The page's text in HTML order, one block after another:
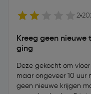
2
Kreeg geen nieuwe
ging
Deze gekocht om
maar ongeveer 10 uur
geen nieuwe krijgen